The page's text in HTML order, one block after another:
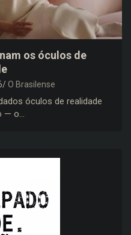
os óculos de
O Brasilense
óculos de realidade
— o…